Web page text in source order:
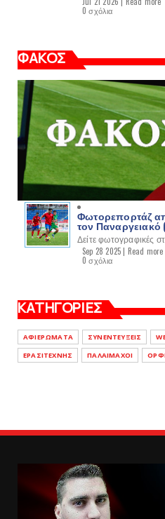
0 σχόλια
ΦΑΚΟΣ
Φωτορεπορτάζ
τον Παναργειακό
Δείτε φωτογραφικές
Sep 28 2025 | Read more
0 σχόλια
ΚΑΤΗΓΟΡΙΕΣ
ΑΦΙΕΡΩΜΑΤΑ ΣΥΝΕΝΤΕΥΞΕΙΣ
ΕΡΑΣΙΤΕΧΝΗΣ
ΠΑΛΑΙΜΑΧΟΙ